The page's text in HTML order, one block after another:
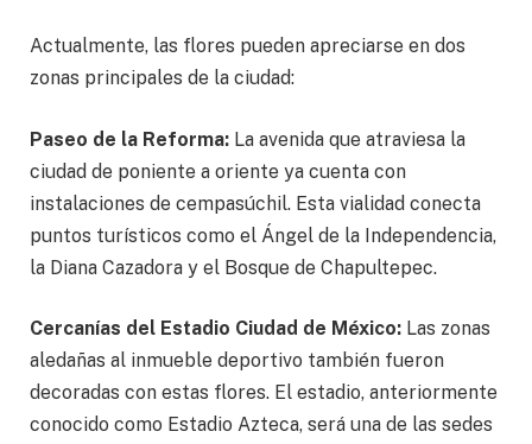
Actualmente, las flores pueden apreciarse en dos
zonas principales de la ciudad:
Paseo de la Reforma: La avenida que atraviesa la
ciudad de poniente a oriente ya cuenta con
instalaciones de cempasúchil. Esta vialidad conecta
puntos turísticos como el Ángel de la Independencia,
la Diana Cazadora y el Bosque de Chapultepec.
Cercanías del Estadio Ciudad de México: Las zonas
aledañas al inmueble deportivo también fueron
decoradas con estas flores. El estadio, anteriormente
conocido como Estadio Azteca, será una de las sedes